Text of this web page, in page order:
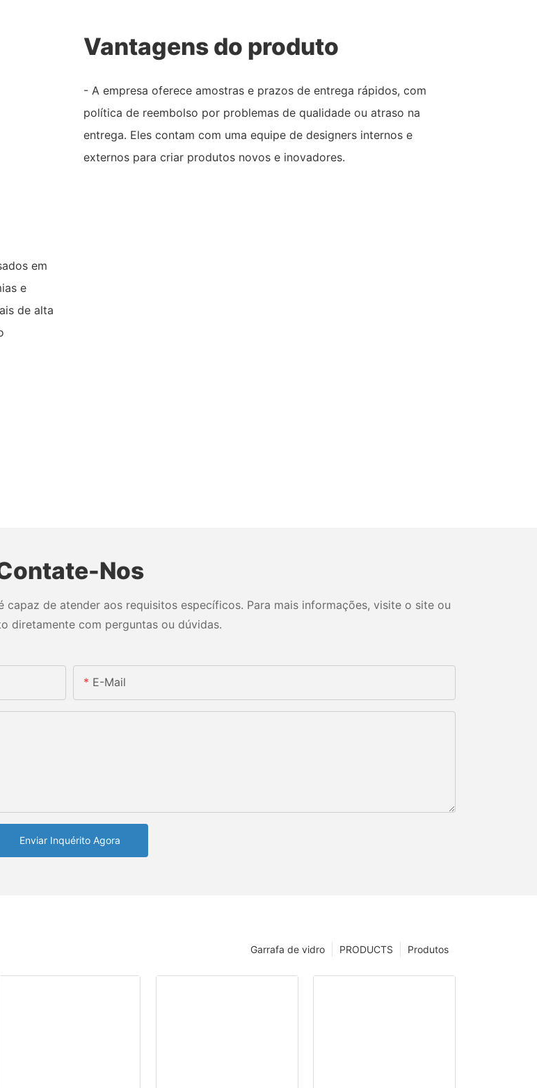
Vantagens do produto
- A empresa oferece amostras e prazos de entrega rápidos, com
política de reembolso por problemas de qualidade ou atraso na
entrega. Eles contam com uma equipe de designers internos e
externos para criar produtos novos e inovadores.
​​em
e
de alta
Nos
de atender aos requisitos específicos. Para mais informações, visite o site ou
diretamente com perguntas ou dúvidas.
E-Mail
Enviar Inquérito Agora
Produtos
PRODUCTS
Garrafa de vidro